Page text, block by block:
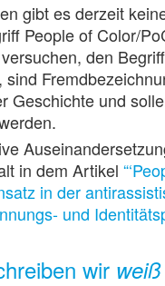
gibt es derzeit
People of Color/
den
sind
Geschichte und
in dem Artikel
in der
und
wir weiß